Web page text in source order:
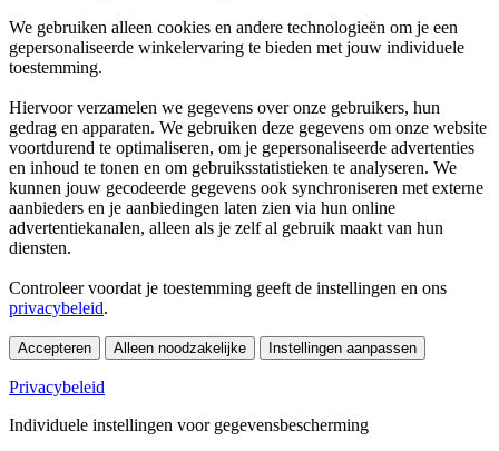
We gebruiken alleen cookies en andere technologieën om je een
gepersonaliseerde winkelervaring te bieden met jouw individuele
toestemming.
Hiervoor verzamelen we gegevens over onze gebruikers, hun
gedrag en apparaten. We gebruiken deze gegevens om onze website
voortdurend te optimaliseren, om je gepersonaliseerde advertenties
en inhoud te tonen en om gebruiksstatistieken te analyseren. We
kunnen jouw gecodeerde gegevens ook synchroniseren met externe
aanbieders en je aanbiedingen laten zien via hun online
advertentiekanalen, alleen als je zelf al gebruik maakt van hun
diensten.
Controleer voordat je toestemming geeft de instellingen en ons
privacybeleid.
Accepteren Alleen noodzakelijke Instellingen aanpassen
Privacybeleid
Individuele instellingen voor gegevensbescherming